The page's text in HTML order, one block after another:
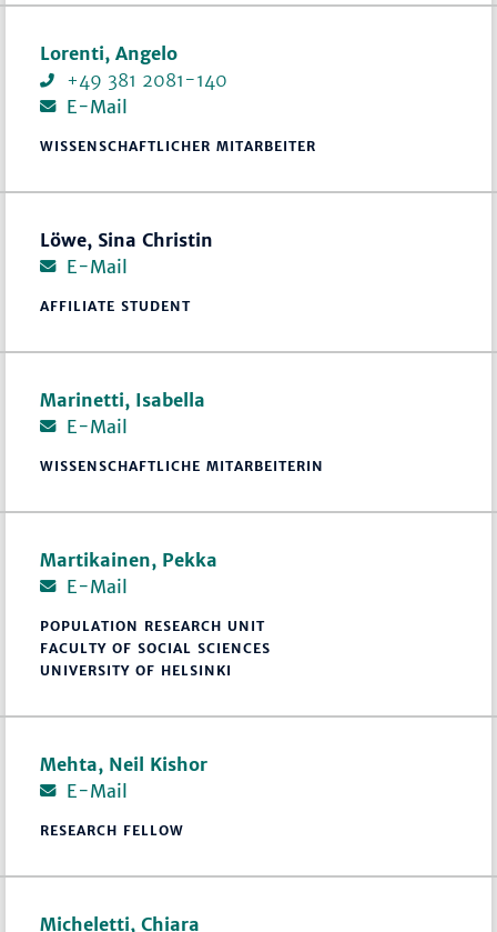
Lorenti, Angelo
+49 381 2081-140
E-Mail
WISSENSCHAFTLICHER MITARBEITER
Löwe, Sina Christin
E-Mail
AFFILIATE STUDENT
Marinetti, Isabella
E-Mail
WISSENSCHAFTLICHE MITARBEITERIN
Martikainen, Pekka
E-Mail
POPULATION RESEARCH UNIT
FACULTY OF SOCIAL SCIENCES
UNIVERSITY OF HELSINKI
Mehta, Neil Kishor
E-Mail
RESEARCH FELLOW
Micheletti, Chiara